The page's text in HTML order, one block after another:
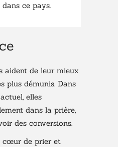
ce pays.
aident de leur mieux
plus démunis. Dans
elles
dans la prière,
des conversions.
cœur de prier et